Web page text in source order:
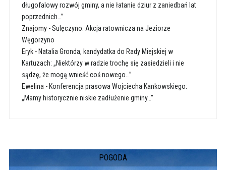
długofalowy rozwój gminy, a nie łatanie dziur z zaniedbań lat
poprzednich…”
Znajomy-Sulęczyno. Akcja ratownicza na Jeziorze
Węgorzyno
Eryk- Natalia Gronda, kandydatka do Rady Miejskiej w
Kartuzach: „Niektórzy w radzie trochę się zasiedzieli i nie
sądzę, że mogą wnieść coś nowego…”
Ewelina - Konferencja prasowa Wojciecha Kankowskiego:
„Mamy historycznie niskie zadłużenie gminy…”
POGODA